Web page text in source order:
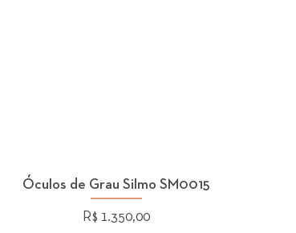
Óculos de Grau Silmo SM0015
Preço
R$ 1.350,00